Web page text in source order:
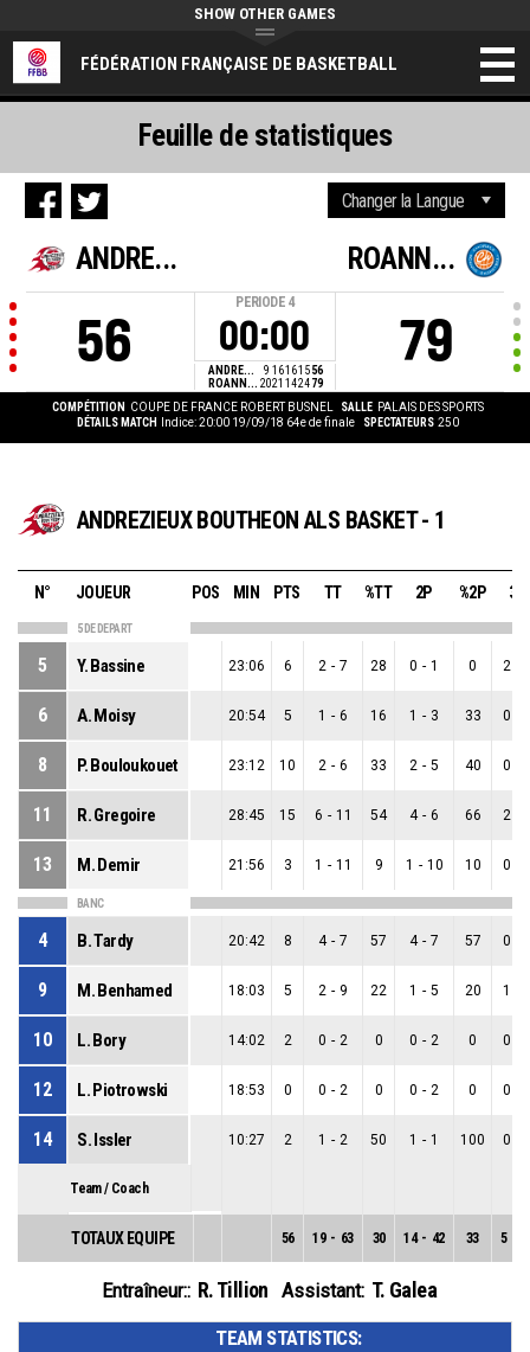
FÉDÉRATION FRANÇAISE DE BASKETBALL
SHOW OTHER GAMES
ANDRE...
56
PERIODE 4
00:00
ANDRE... 9 16161556
ROANN... 2021 142479
ROANN...
79
COMPÉTITION COUPE DE FRANCE ROBERT BUSNEL SALLE PALAIS DES SPORTS
DÉTAILS MATCH
Indice: 20:00 19/09/18 64e de finale SPECTATEURS 250
Feuille de statistiques
ANDREZIEUX BOUTHEON ALS BASKET - 1
N° JOUEUR POS MIN PTS TT %TT 2P %2P 3P
5 DE DEPART
5 Y. Bassine 23:06 6 2 - 7 28 0 - 1 0 2
6 A. Moisy 20:54 5 1 - 6 16 1 - 3 33 0
8 P. Bouloukouet 23:12 10 2 - 6 33 2 - 5 40 0
11 R. Gregoire 28:45 15 6 - 11 54 4 - 6 66 2
13 M. Demir 21:56 3 1 - 11 9 1 - 10 10 0
BANC
4 B. Tardy 20:42 8 4 - 7 57 4 - 7 57 0
9 M. Benhamed 18:03 5 2 - 9 22 1 - 5 20 1
10 L. Bory 14:02 2 0 - 2 0 0 - 2 0 0
12 L. Piotrowski 18:53 0 0 - 2 0 0 - 2 0 0
14 S. Issler 10:27 2 1 - 2 50 1 - 1 100 0
Team / Coach
TOTAUX EQUIPE 56 19 - 63 30 14 - 42 33 5
Entraîneur:: R. Tillion Assistant: T. Galea
TEAM STATISTICS: